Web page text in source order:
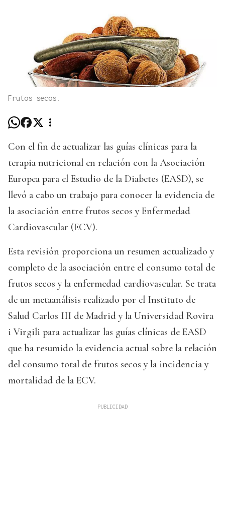
Frutos secos.
Con el fin de actualizar las guías clínicas para la
terapia nutricional en relación con la Asociación
Europea para el Estudio de la Diabetes (EASD), se
llevó a cabo un trabajo para conocer la evidencia de
la asociación entre frutos secos y Enfermedad
Cardiovascular (ECV).
Esta revisión proporciona un resumen actualizado y
completo de la asociación entre el consumo total de
frutos secos y la enfermedad cardiovascular. Se trata
de un metaanálisis realizado por el Instituto de
Salud Carlos III de Madrid y la Universidad Rovira
i Virgili para actualizar las guías clínicas de EASD
que ha resumido la evidencia actual sobre la relación
del consumo total de frutos secos y la incidencia y
mortalidad de la ECV.